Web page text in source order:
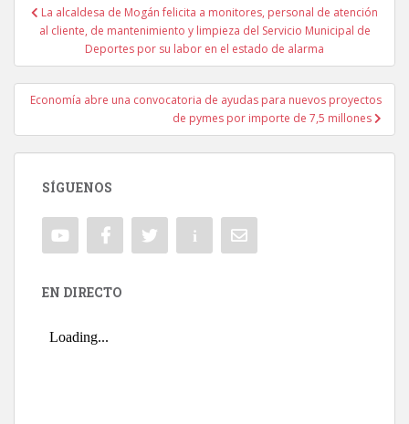
Navegación de entradas
La alcaldesa de Mogán felicita a monitores, personal de atención
al cliente, de mantenimiento y limpieza del Servicio Municipal de
Deportes por su labor en el estado de alarma
Economía abre una convocatoria de ayudas para nuevos proyectos
de pymes por importe de 7,5 millones
SÍGUENOS
EN DIRECTO